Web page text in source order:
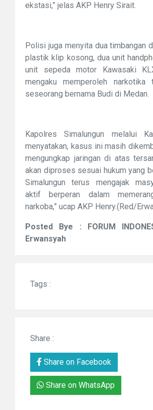
ekstasi,” jelas AKP Henry Sirait.
Polisi juga menyita dua timbangan
plastik klip kosong, dua unit
unit sepeda motor Kawasaki
mengaku memperoleh narkotika
seseorang bernama Budi di Medan.
Kapolres Simalungun melalui
menyatakan, kasus ini masih
mengungkap jaringan di atas
akan diproses sesuai hukum yang
Simalungun terus mengajak
aktif berperan dalam
narkoba,” ucap AKP Henry.(Red/
Posted Bye : FORUM
Erwansyah
Tags :
Share :
Share on Facebook
Share on WhatsApp